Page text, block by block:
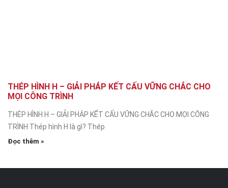
THÉP HÌNH H – GIẢI PHÁP KẾT CẤU VỮNG CHẮC CHO
MỌI CÔNG TRÌNH
THÉP HÌNH H – GIẢI PHÁP KẾT CẤU VỮNG CHẮC CHO MỌI CÔNG
TRÌNH Thép hình H là gì? Thép
Đọc thêm »